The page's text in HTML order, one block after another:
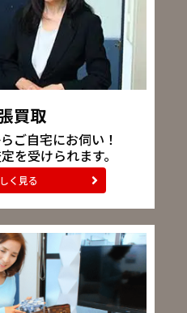
買取
ご自宅にお伺い！
を受けられます。
く見る